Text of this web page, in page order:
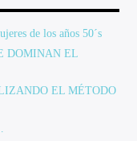
de los años 50´s
DOMINAN EL
EL MÉTODO